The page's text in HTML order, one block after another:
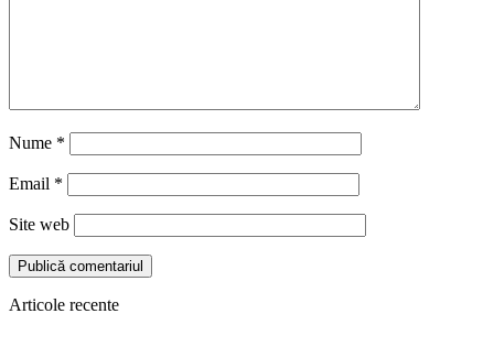
Nume *
Email *
Site web
Articole recente